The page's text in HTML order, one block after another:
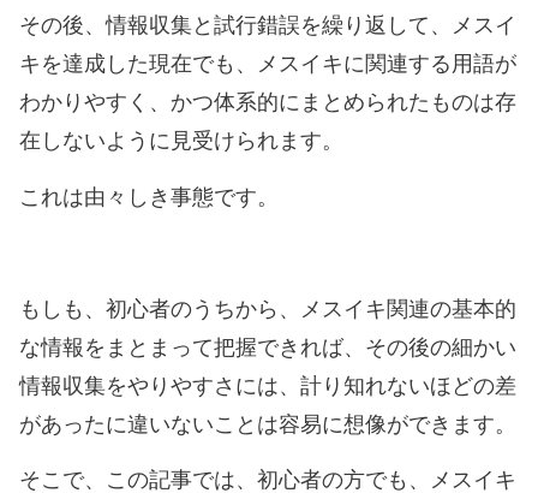
その後、情報収集と試行錯誤を繰り返して、メスイ
キを達成した現在でも、メスイキに関連する用語が
わかりやすく、かつ体系的にまとめられたものは存
在しないように見受けられます。
これは由々しき事態です。
もしも、初心者のうちから、メスイキ関連の基本的
な情報をまとまって把握できれば、その後の細かい
情報収集をやりやすさには、計り知れないほどの差
があったに違いないことは容易に想像ができます。
そこで、この記事では、初心者の方でも、メスイキ